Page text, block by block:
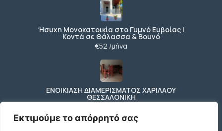
Εκτιμούμε το απόρρητό σας
Ήσυχη Μονοκατοικία στο Γυμνό Ευβοίας |
Κοντά σε Θάλασσα & Βουνό
€52 /μήνα
ΕΝΟΙΚΙΑΣΗ ΔΙΑΜΕΡΙΣΜΑΤΟΣ ΧΑΡΙΛΑΟΥ
ΘΕΣΣΑΛΟΝΙΚΗ